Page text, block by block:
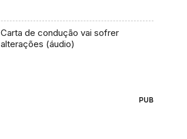
Carta de condução vai sofrer
alterações (áudio)
PUB